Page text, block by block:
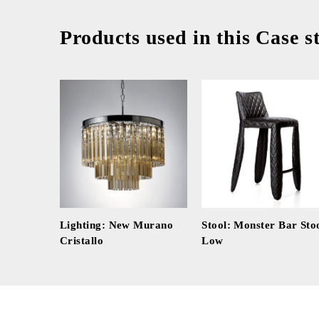
Products used in this Case
Lighting: New Murano
Cristallo
Stool: Monster Bar
Low